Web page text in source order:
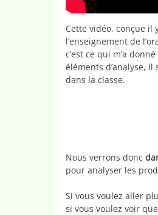
Cette vidéo, conçue il
l’enseignement de
c’est ce qui m’a
éléments d’analyse,
dans la classe.
Nous verrons donc
pour analyser les
Si vous voulez aller
si vous voulez voir